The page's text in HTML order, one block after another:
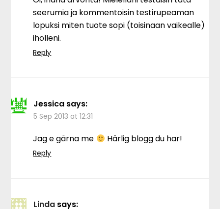
seerumia ja kommentoisin testirupeaman
lopuksi miten tuote sopi (toisinaan vaikealle)
iholleni.
Reply
Jessica says:
5 Sep 2013 at 12:31
Jag e gärna me Härlig blogg du har!
Reply
Linda says: